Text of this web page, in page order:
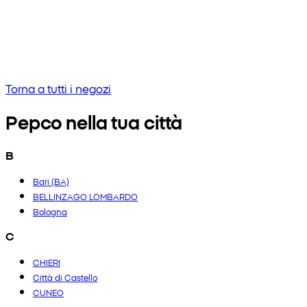
Torna a tutti i negozi
Pepco nella tua città
B
Bari (BA)
BELLINZAGO LOMBARDO
Bologna
C
CHIERI
Città di Castello
CUNEO